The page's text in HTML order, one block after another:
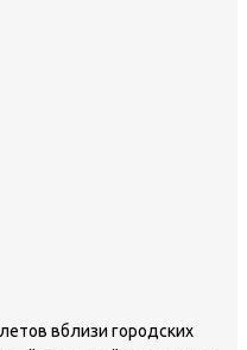
вблизи городских